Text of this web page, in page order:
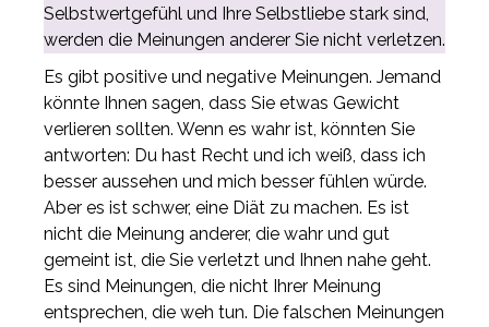
Selbstwertgefühl und Ihre Selbstliebe stark sind,
werden die Meinungen anderer Sie nicht verletzen.
Es gibt positive und negative Meinungen. Jemand
könnte Ihnen sagen, dass Sie etwas Gewicht
verlieren sollten. Wenn es wahr ist, könnten Sie
antworten: Du hast Recht und ich weiß, dass ich
besser aussehen und mich besser fühlen würde.
Aber es ist schwer, eine Diät zu machen. Es ist
nicht die Meinung anderer, die wahr und gut
gemeint ist, die Sie verletzt und Ihnen nahe geht.
Es sind Meinungen, die nicht Ihrer Meinung
entsprechen, die weh tun. Die falschen Meinungen